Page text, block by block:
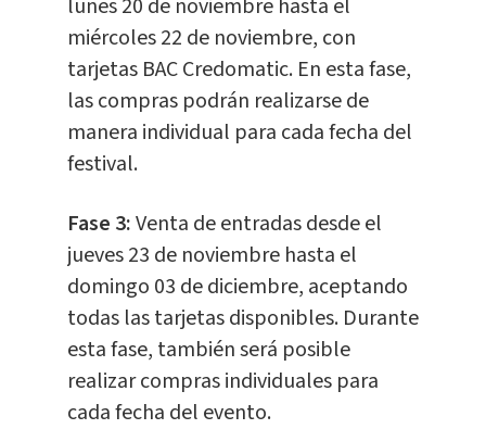
lunes 20 de noviembre hasta el
miércoles 22 de noviembre, con
tarjetas BAC Credomatic. En esta fase,
las compras podrán realizarse de
manera individual para cada fecha del
festival.
Fase 3:Venta de entradas desde el
jueves 23 de noviembre hasta el
domingo 03 de diciembre, aceptando
todas las tarjetas disponibles. Durante
esta fase, también será posible
realizar compras individuales para
cada fecha del evento.